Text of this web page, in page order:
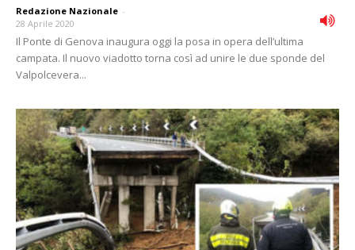
Redazione Nazionale -
28 Aprile 2020
Il Ponte di Genova inaugura oggi la posa in opera dell’ultima
campata. Il nuovo viadotto torna così ad unire le due sponde del
Valpolcevera...